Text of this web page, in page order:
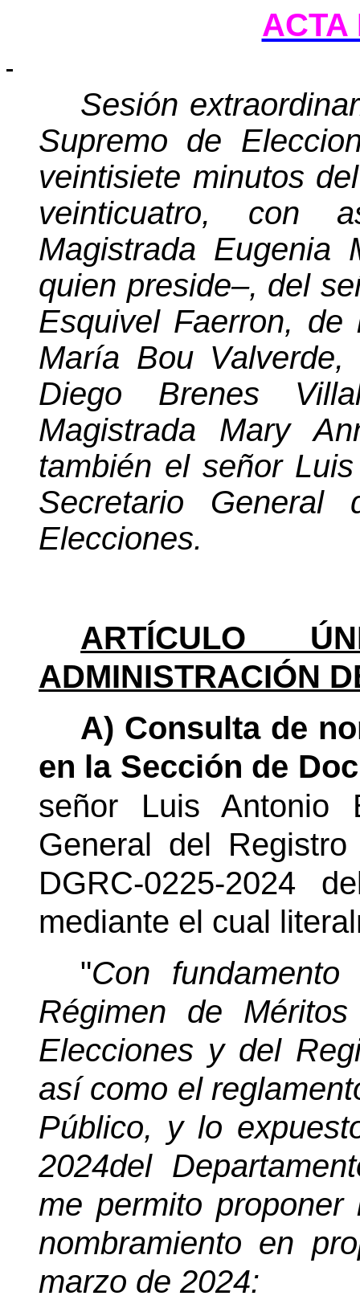
ACTA
Sesión
Supremo de
veintisiete minutos
veinticuatro, con
Magistrada Eugenia
quien preside–, del
Esquivel Faerron,
María Bou
Diego Brenes
Magistrada Mary
también el señor
Secretario General
Elecciones.
ARTÍCULO
ADMINISTRACIÓN
A) Consulta de
en la Sección de
señor Luis Antonio
General del
DGRC-0225-2024
mediante el cual
"Con
Régimen de
Elecciones y del
así como el
Público, y lo
2024del
me permito
nombramiento en
marzo de 2024: